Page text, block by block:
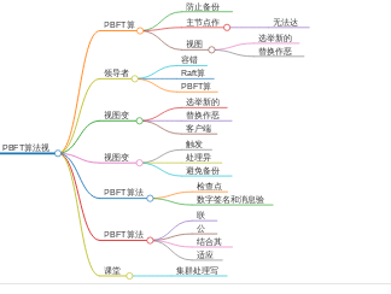
替换作恶
选举新的
主节点
无法达
成共识
集群处理写
适应
场景
结合其
他算法
公
有
链
联
盟
链
数字签名和消息验
证码混合使用
检查点
机制
避免备份
节点阻塞
处理异
常状态
触发
机制
客户端
参与
替换作恶
的主节点
选举新的
主节点
PBFT算
法
Raft算
法
容错
能力
视图
变更
主节点作
防止备份
节点作恶
课堂
PBFT算法
PBFT算法
视图变
视图变
领导者
PBFT算
PBFT算法视
图变更